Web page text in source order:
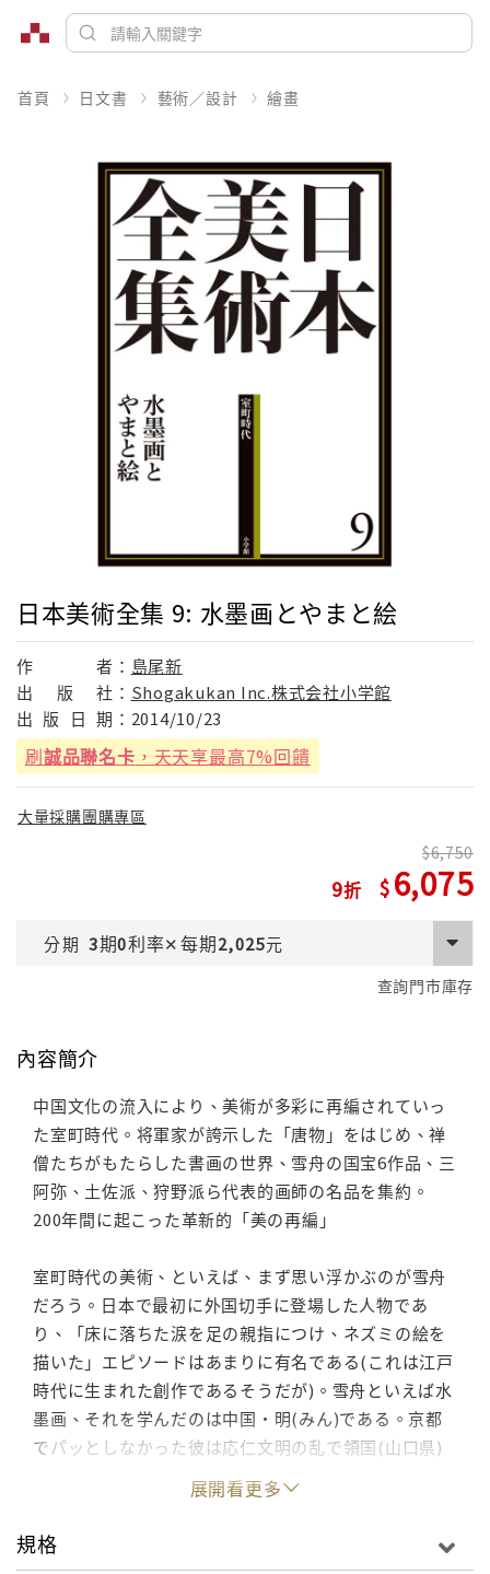
首頁 日文書 藝術／設計 繪畫
日本美術全集 9: 水墨画とやまと絵
作 者： 島尾新
出
版 社： Shogakukan Inc.株式会社小学館
出 版 日 期： 2014/10/23
刷誠品聯名卡 ，天天享最高7%回饋
大量採購團購專區
9
6,750
6,075
分期 3期0利率✕每期2,025元
查詢門市庫存
內容簡介
中国文化の流入により、美術が多彩に再編されていっ
た室町時代。将軍家が誇示した「唐物」をはじめ、禅
僧たちがもたらした書画の世界、雪舟の国宝6作品、三
阿弥、土佐派、狩野派ら代表的画師の名品を集約。
200年間に起こった革新的「美の再編」
室町時代の美術、といえば、まず思い浮かぶのが雪舟
だろう。日本で最初に外国切手に登場した人物であ
り、「床に落ちた涙を足の親指につけ、ネズミの絵を
描いた」エピソードはあまりに有名である(これは江戸
時代に生まれた創作であるそうだが)。雪舟といえば水
墨画、それを学んだのは中国・明(みん)である。京都
でパッとしなかった彼は応仁文明の乱で領国(山口県)
に戻らざるを得なかった有力武家の助力で憧れの中国
留学を果たしたのだ。その帰国後、やがて国宝となる
作品を描いたのである。
というように、室町美術を楽しむうえで外せないキー
展開看更多
規格